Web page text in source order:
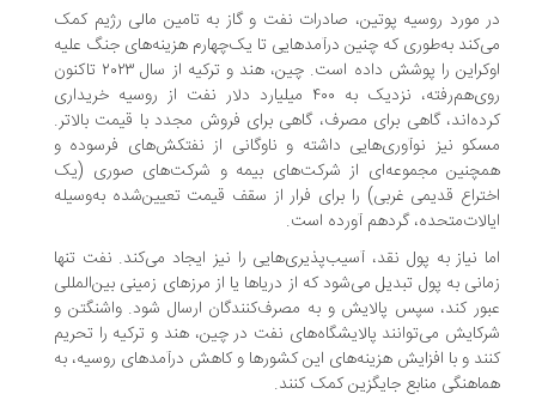
در مورد روسیه پوتین، صادرات نفت و گاز به تامین مالی رژیم کمک
می‌کند به‌طوری که چنین درآمدهایی تا یک‌چهارم هزینه‌های جنگ علیه
اوکراین را پوشش داده است. چین، هند و ترکیه از سال ۲۰۲۳ تاکنون
روی‌هم‌رفته، نزدیک به ۴۰۰ میلیارد دلار نفت از روسیه خریداری
کرده‌اند، گاهی برای مصرف، گاهی برای فروش مجدد با قیمت بالاتر.
مسکو نیز نوآوری‌هایی داشته و ناوگانی از نفتکش‌های فرسوده و
همچنین مجموعه‌ای از شرکت‌های بیمه و شرکت‌های صوری (یک
اختراع قدیمی غربی) را برای فرار از سقف قیمت تعیین‌شده به‌وسیله
ایالات‌متحده، گردهم آورده است.
اما نیاز به پول نقد، آسیب‌پذیری‌هایی را نیز ایجاد می‌کند. نفت تنها
زمانی به پول تبدیل می‌شود که از دریاها یا از مرزهای زمینی بین‌المللی
عبور کند، سپس پالایش و به مصرف‌کنندگان ارسال شود. واشنگتن و
شرکایش می‌توانند پالایشگاه‌های نفت در چین، هند و ترکیه را تحریم
کنند و با افزایش هزینه‌های این کشورها و کاهش درآمدهای روسیه، به
هماهنگی منابع جایگزین کمک کنند.